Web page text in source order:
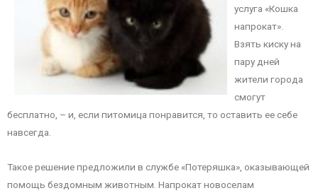
услуга «Кошка
напрокат».
Взять киску на
пару дней
жители города
смогут
бесплатно, – и, если питомица понравится, то оставить ее себе
навсегда.
Такое решение предложили в службе «Потеряшка», оказывающей
помощь бездомным животным. Напрокат новоселам